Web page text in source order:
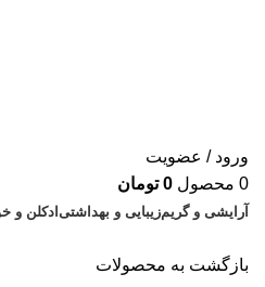
ورود / عضویت
0 محصول 0 تومان
آرایشی و گریمزیبایی و بهداشتی ادکلن و
بازگشت به محصولات